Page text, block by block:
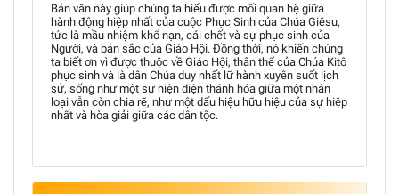
Bản văn này giúp chúng ta hiểu được mối quan hệ giữa
hành động hiệp nhất của cuộc Phục Sinh của Chúa Giêsu,
tức là mầu nhiệm khổ nạn, cái chết và sự phục sinh của
Người, và bản sắc của Giáo Hội. Đồng thời, nó khiến chúng
ta biết ơn vì được thuộc về Giáo Hội, thân thể của Chúa Kitô
phục sinh và là dân Chúa duy nhất lữ hành xuyên suốt lịch
sử, sống như một sự hiện diện thánh hóa giữa một nhân
loại vẫn còn chia rẽ, như một dấu hiệu hữu hiệu của sự hiệp
nhất và hòa giải giữa các dân tộc.